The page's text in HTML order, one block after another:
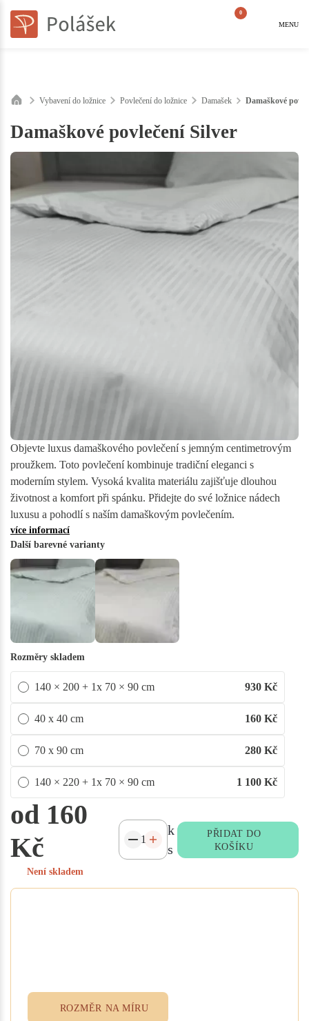
0
MENU
Vybavení do ložnice Povlečení do ložnice Damašek Damaškové
Damaškové povlečení Silver
Objevte luxus damaškového povlečení s jemným centimetrovým
proužkem. Toto povlečení kombinuje tradiční eleganci s
moderním stylem. Vysoká kvalita materiálu zajišťuje dlouhou
životnost a komfort při spánku. Přidejte do své ložnice nádech
luxusu a pohodlí s naším damaškovým povlečením.
více informací
Další barevné varianty
Rozměry skladem
140 × 200 + 1x 70 × 90 cm 930 Kč
40 x 40 cm 160 Kč
70 x 90 cm 280 Kč
140 × 220 + 1x 70 × 90 cm 1 100 Kč
od 160
Kč
Není skladem
k
s
PŘIDAT DO
KOŠÍKU
ROZMĚR NA MÍRU